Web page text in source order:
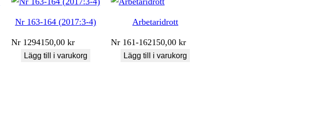
Nr 163-164 (2017:3-4)
Nr 1294150,00 kr
Lägg till i varukorg
Arbetaridrott
Nr 161-162150,00kr
Lägg till i varukorg